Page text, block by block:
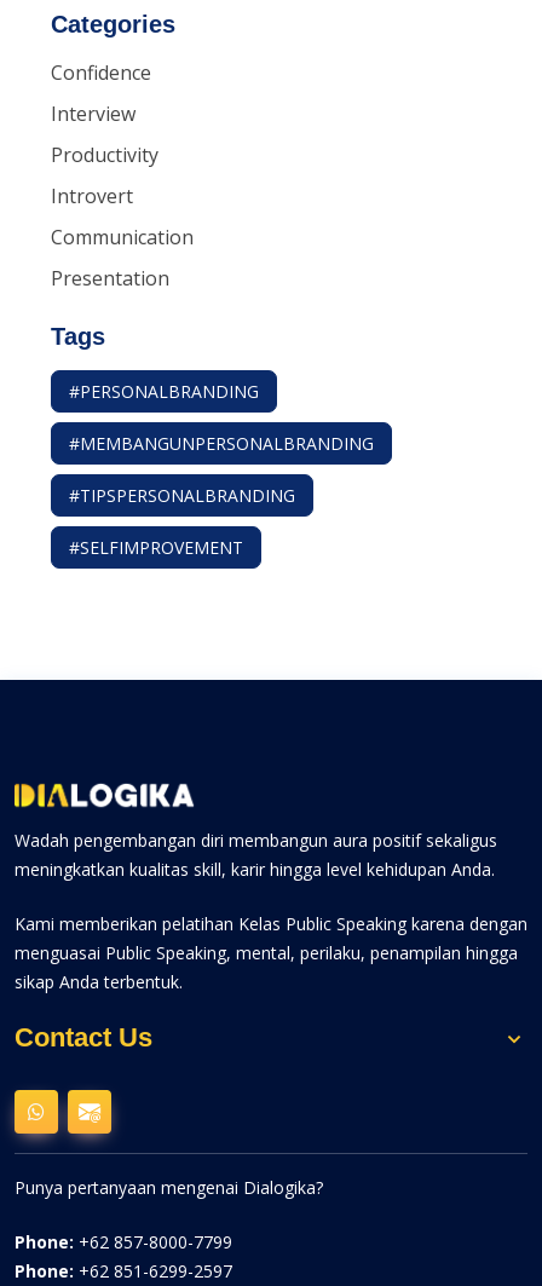
Categories
Confidence
Interview
Productivity
Introvert
Communication
Presentation
Tags
#PERSONALBRANDING
#MEMBANGUNPERSONALBRANDING
#TIPSPERSONALBRANDING
#SELFIMPROVEMENT
Wadah pengembangan diri membangun aura positif sekaligus
meningkatkan kualitas skill, karir hingga level kehidupan Anda.
Kami memberikan pelatihan Kelas Public Speaking karena dengan
menguasai Public Speaking, mental, perilaku, penampilan hingga
sikap Anda terbentuk.
Contact Us
Punya pertanyaan mengenai Dialogika?
Phone: +62 857-8000-7799
Phone: +62 851-6299-2597